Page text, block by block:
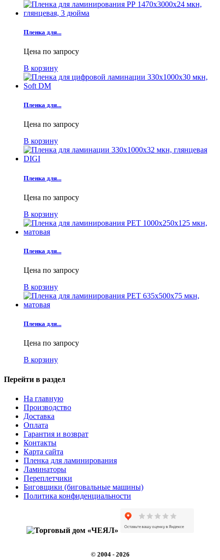
Пленка для...
Цена по запросу
В корзину
Пленка для...
Цена по запросу
В корзину
Пленка для...
Цена по запросу
В корзину
Пленка для...
Цена по запросу
В корзину
Пленка для...
Цена по запросу
В корзину
Перейти в раздел
На главную
Производство
Доставка
Оплата
Гарантия и возврат
Контакты
Карта сайта
Пленка для ламинирования
Ламинаторы
Переплетчики
Биговщики (биговальные машины)
Политика конфиденциальности
© 2004 - 2026